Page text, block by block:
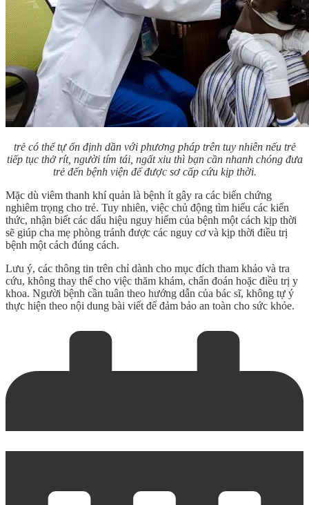
trẻ có thể tự ổn định dần với phương pháp trên tuy nhiên nếu trẻ
tiếp tục thở rít, người tím tái, ngất xỉu thì bạn cần nhanh chóng đưa
trẻ đến bệnh viện để được sơ cấp cứu kịp thời.
Mặc dù viêm thanh khí quản là bệnh ít gây ra các biến chứng
nghiêm trọng cho trẻ. Tuy nhiên, việc chủ động tìm hiểu các kiến
thức, nhận biết các dấu hiệu nguy hiểm của bệnh một cách kịp thời
sẽ giúp cha mẹ phòng tránh được các nguy cơ và kịp thời điều trị
bệnh một cách đúng cách.
Lưu ý, các thông tin trên chỉ dành cho mục đích tham khảo và tra
cứu, không thay thế cho việc thăm khám, chẩn đoán hoặc điều trị y
khoa. Người bệnh cần tuân theo hướng dẫn của bác sĩ, không tự ý
thực hiện theo nội dung bài viết để đảm bảo an toàn cho sức khỏe.